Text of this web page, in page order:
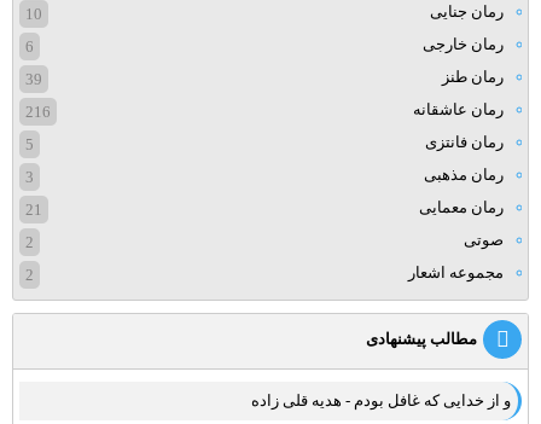
رمان جنایی
10
رمان خارجی
6
رمان طنز
39
رمان عاشقانه
216
رمان فانتزی
5
رمان مذهبی
3
رمان معمایی
21
صوتی
2
مجموعه اشعار
2
مطالب پیشنهادی
و از خدایی که غافل بودم - هدیه قلی زاده